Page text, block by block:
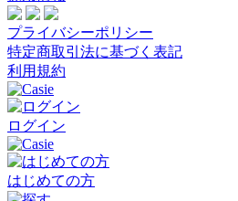
プライバシーポリシー
特定商取引法に基づく表記
利用規約
ログイン
はじめての方